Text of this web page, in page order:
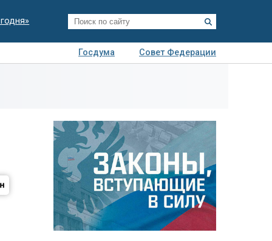
Госдума
Совет Федерации